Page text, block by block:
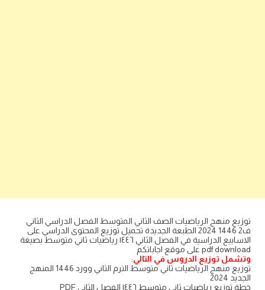
توزيع منهج الرياضيات الصف الثاني المتوسط الفصل الدراسي الثاني
ف2 1446 2024 الطبعة الجديدة تحميل توزيع المحتوى الدراسي على
الاسابيع الدراسية في الفصل الثاني ١٤٤٦ رياضيات ثاني متوسط بصيغة
pdf download على موقع اجاباتكم
وتشمل توزيع الدروس في التالي:
توزيع منهج الرياضيات ثاني متوسط الترم الثاني وورد 1446 المنهج
الجديد 2024
خطة توزيع رياضيات ثاني متوسط ١٤٤٦ الفصل الثاني PDF